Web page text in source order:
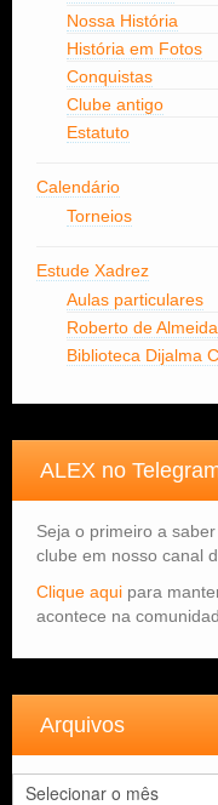
Nossa História
História em Fotos
Conquistas
Clube antigo
Estatuto
Calendário
Torneios
Estude Xadrez
Aulas particulares
Roberto de Almeida
Biblioteca Dijalma
ALEX no
Seja o primeiro a
clube em nosso canal
Clique aqui para
acontece na
Arquivos
Arquivos